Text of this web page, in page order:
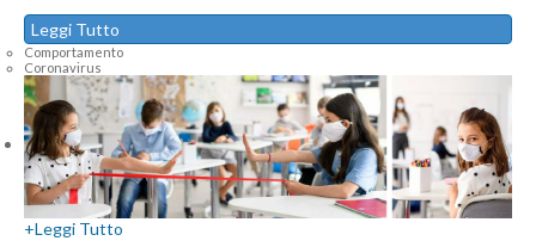
Leggi Tutto
Comportamento
Coronavirus
+Leggi Tutto